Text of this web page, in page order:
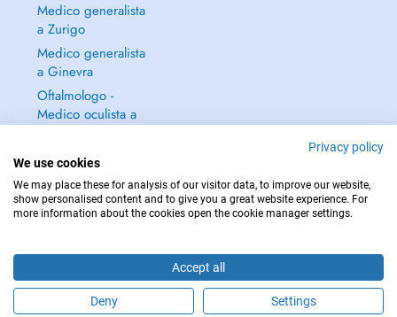
Medico generalista
a Zurigo
Medico generalista
a Ginevra
Oftalmologo -
Medico oculista a
Continua a leggere
PER LE URGENZE, CONSULTARE : 144
Copyright © 2026 - DOCTENA Switzerland GmbH - Hagenholzstrasse 81a, 8050
Zürich, Switzerland
Privacy policy
We use cookies
We may place these for analysis of our visitor data, to improve our website,
show personalised content and to give you a great website experience. For
more information about the cookies open the cookie manager settings.
Accept all
Deny Settings